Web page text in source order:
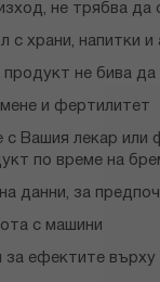
не трябва да
с храни, напитки и
продукт не бива
и фертилитет
с Вашия лекар
по време на
данни, за
с машини
за ефектите